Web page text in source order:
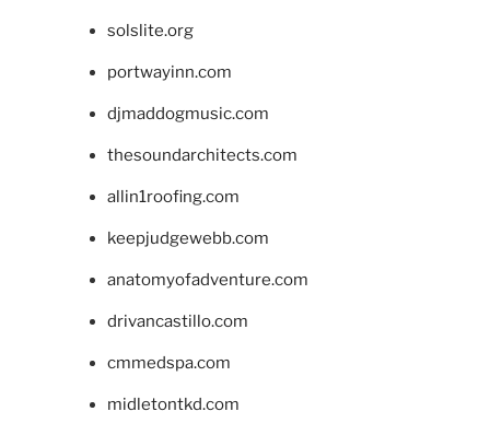
solslite.org
portwayinn.com
djmaddogmusic.com
thesoundarchitects.com
allin1roofing.com
keepjudgewebb.com
anatomyofadventure.com
drivancastillo.com
cmmedspa.com
midletontkd.com